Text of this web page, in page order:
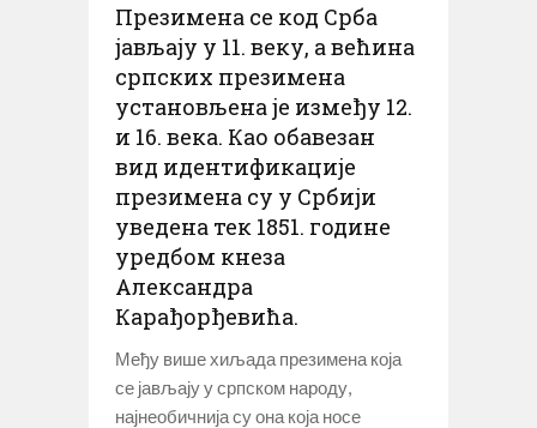
Презимена се код Срба
јављају у 11. веку, а већина
српских презимена
установљена је између 12.
и 16. века. Као обавезан
вид идентификације
презимена су у Србији
уведена тек 1851. године
уредбом кнеза
Александра
Карађорђевића.
Међу више хиљада презимена која
се јављају у српском народу,
најнеобичнија су она која носе